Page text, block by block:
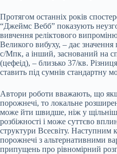
Протягом останніх років
“Джеймс Вебб” показують
вивчення реліктового
Великого вибуху, – дає
с/Мпк, а інший, заснований на
(цефеід), – близько 37/кв.
ставить під сумнів стандартну
Автори роботи вважають, що
порожнечі, то локальне
може йти швидше, ніж у
розбіжності і може суттєво
структури Всесвіту. Наступним
порожнечі з альтернативними
припущень про рівномірний